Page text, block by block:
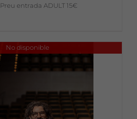
Preu entrada ADULT 15€
No disponible